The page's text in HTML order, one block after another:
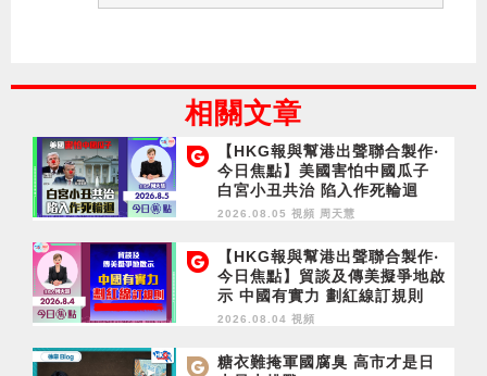
相關文章
【HKG報與幫港出聲聯合製作‧
今日焦點】美國害怕中國瓜子
白宮小丑共治 陷入作死輪迴
2026.08.05 視頻 周天慧
【HKG報與幫港出聲聯合製作‧
今日焦點】貿談及傳美擬爭地啟
示 中國有實力 劃紅線訂規則
2026.08.04 視頻
糖衣難掩軍國腐臭 高市才是日